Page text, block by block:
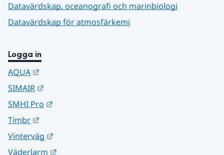
Datavärdskap, oceanografi och marinbiologi
Datavärdskap för atmosfärkemi
Logga in
AQUA
SIMAIR
SMHI Pro
Timbr
Vinterväg
Väderlarm